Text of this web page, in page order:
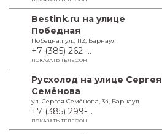
Bestink.ru на улице
Победная
Победная ул., 112, Барнаул
+7 (385) 262-...
ПОКАЗАТЬ ТЕЛЕФОН
Русхолод на улице Сергея
Семёнова
ул. Сергея Семёнова, 34, Барнаул
+7 (385) 299-...
ПОКАЗАТЬ ТЕЛЕФОН